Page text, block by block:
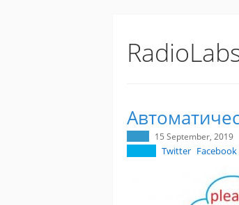
15 September, 2019
Twitter Facebook